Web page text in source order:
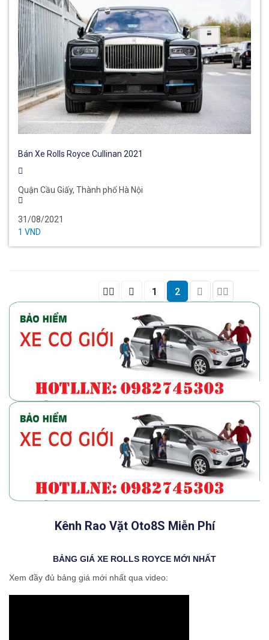
Bán Xe Rolls Royce Cullinan 2021
Quận Cầu Giấy, Thành phố Hà Nội
31/08/2021
1 VND
Front 1 2
Kênh Rao Vặt Oto8S Miễn Phí
BẢNG GIÁ XE ROLLS ROYCE MỚI NHẤT
Xem đầy đủ bảng giá mới nhất qua video: